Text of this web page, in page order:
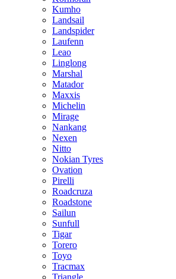
Kumho
Landsail
Landspider
Laufenn
Leao
Linglong
Marshal
Matador
Maxxis
Michelin
Mirage
Nankang
Nexen
Nitto
Nokian Tyres
Ovation
Pirelli
Roadcruza
Roadstone
Sailun
Sunfull
Tigar
Torero
Toyo
Tracmax
Triangle